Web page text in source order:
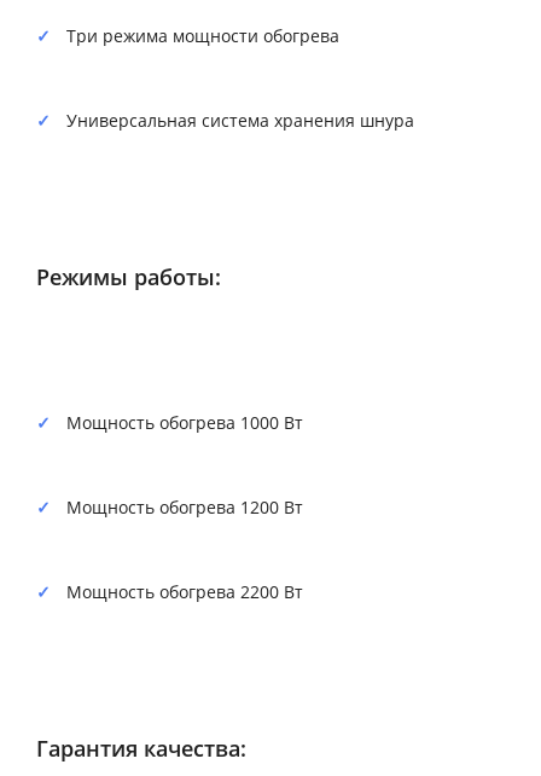
Три режима мощности обогрева
Универсальная система хранения шнура
Режимы работы:
Мощность обогрева 1000 Вт
Мощность обогрева 1200 Вт
Мощность обогрева 2200 Вт
Гарантия качества: